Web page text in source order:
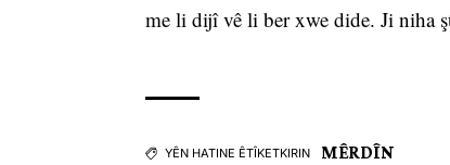
me li dijî vê li ber xwe dide. Ji niha
YÊN HATINE ÊTÎKETKIRIN MÊRDÎN